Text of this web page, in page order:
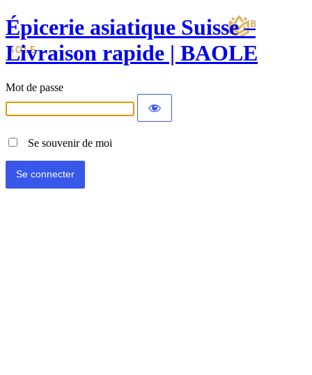
Épicerie asiatique Suisse –
Livraison rapide | BAOLE
Mot de passe
Se souvenir de moi